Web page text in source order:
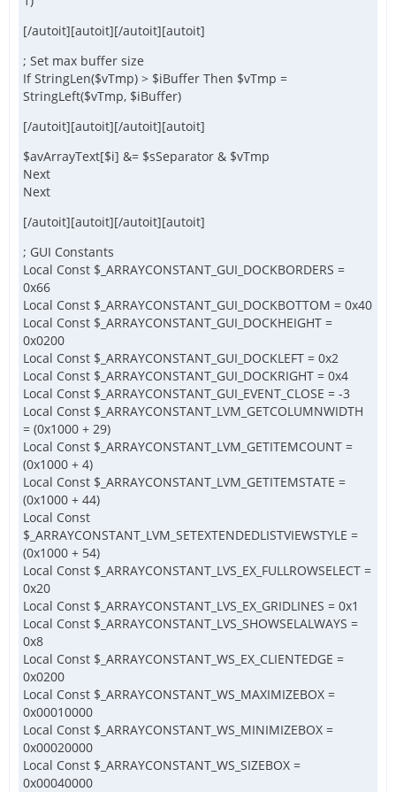
[/autoit][autoit][/autoit][autoit]
; Set max buffer size
If StringLen($vTmp) > $iBuffer Then $vTmp =
StringLeft($vTmp, $iBuffer)
[/autoit][autoit][/autoit][autoit]
$avArrayText[$i] &= $sSeparator & $vTmp
Next
Next
[/autoit][autoit][/autoit][autoit]
; GUI Constants
Local Const $_ARRAYCONSTANT_GUI_DOCKBORDERS =
0x66
Local Const $_ARRAYCONSTANT_GUI_DOCKBOTTOM = 0x40
Local Const $_ARRAYCONSTANT_GUI_DOCKHEIGHT =
0x0200
Local Const $_ARRAYCONSTANT_GUI_DOCKLEFT = 0x2
Local Const $_ARRAYCONSTANT_GUI_DOCKRIGHT = 0x4
Local Const $_ARRAYCONSTANT_GUI_EVENT_CLOSE = -3
Local Const $_ARRAYCONSTANT_LVM_GETCOLUMNWIDTH
= (0x1000 + 29)
Local Const $_ARRAYCONSTANT_LVM_GETITEMCOUNT =
(0x1000 + 4)
Local Const $_ARRAYCONSTANT_LVM_GETITEMSTATE =
(0x1000 + 44)
Local Const
$_ARRAYCONSTANT_LVM_SETEXTENDEDLISTVIEWSTYLE =
(0x1000 + 54)
Local Const $_ARRAYCONSTANT_LVS_EX_FULLROWSELECT =
0x20
Local Const $_ARRAYCONSTANT_LVS_EX_GRIDLINES = 0x1
Local Const $_ARRAYCONSTANT_LVS_SHOWSELALWAYS =
0x8
Local Const $_ARRAYCONSTANT_WS_EX_CLIENTEDGE =
0x0200
Local Const $_ARRAYCONSTANT_WS_MAXIMIZEBOX =
0x00010000
Local Const $_ARRAYCONSTANT_WS_MINIMIZEBOX =
0x00020000
Local Const $_ARRAYCONSTANT_WS_SIZEBOX =
0x00040000